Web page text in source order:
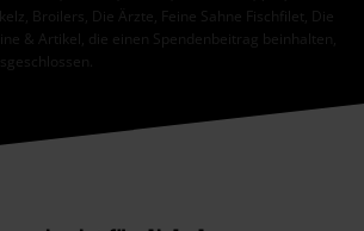
Broilers, Die Ärzte, Feine Sahne Fischfilet, Die
& Artikel, die einen Spendenbeitrag beinhalten,